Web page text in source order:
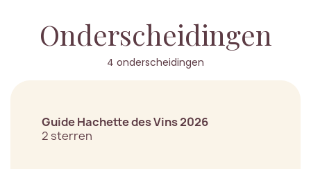
Onderscheidingen
4 onderscheidingen
Guide Hachette des Vins 2026
2 sterren